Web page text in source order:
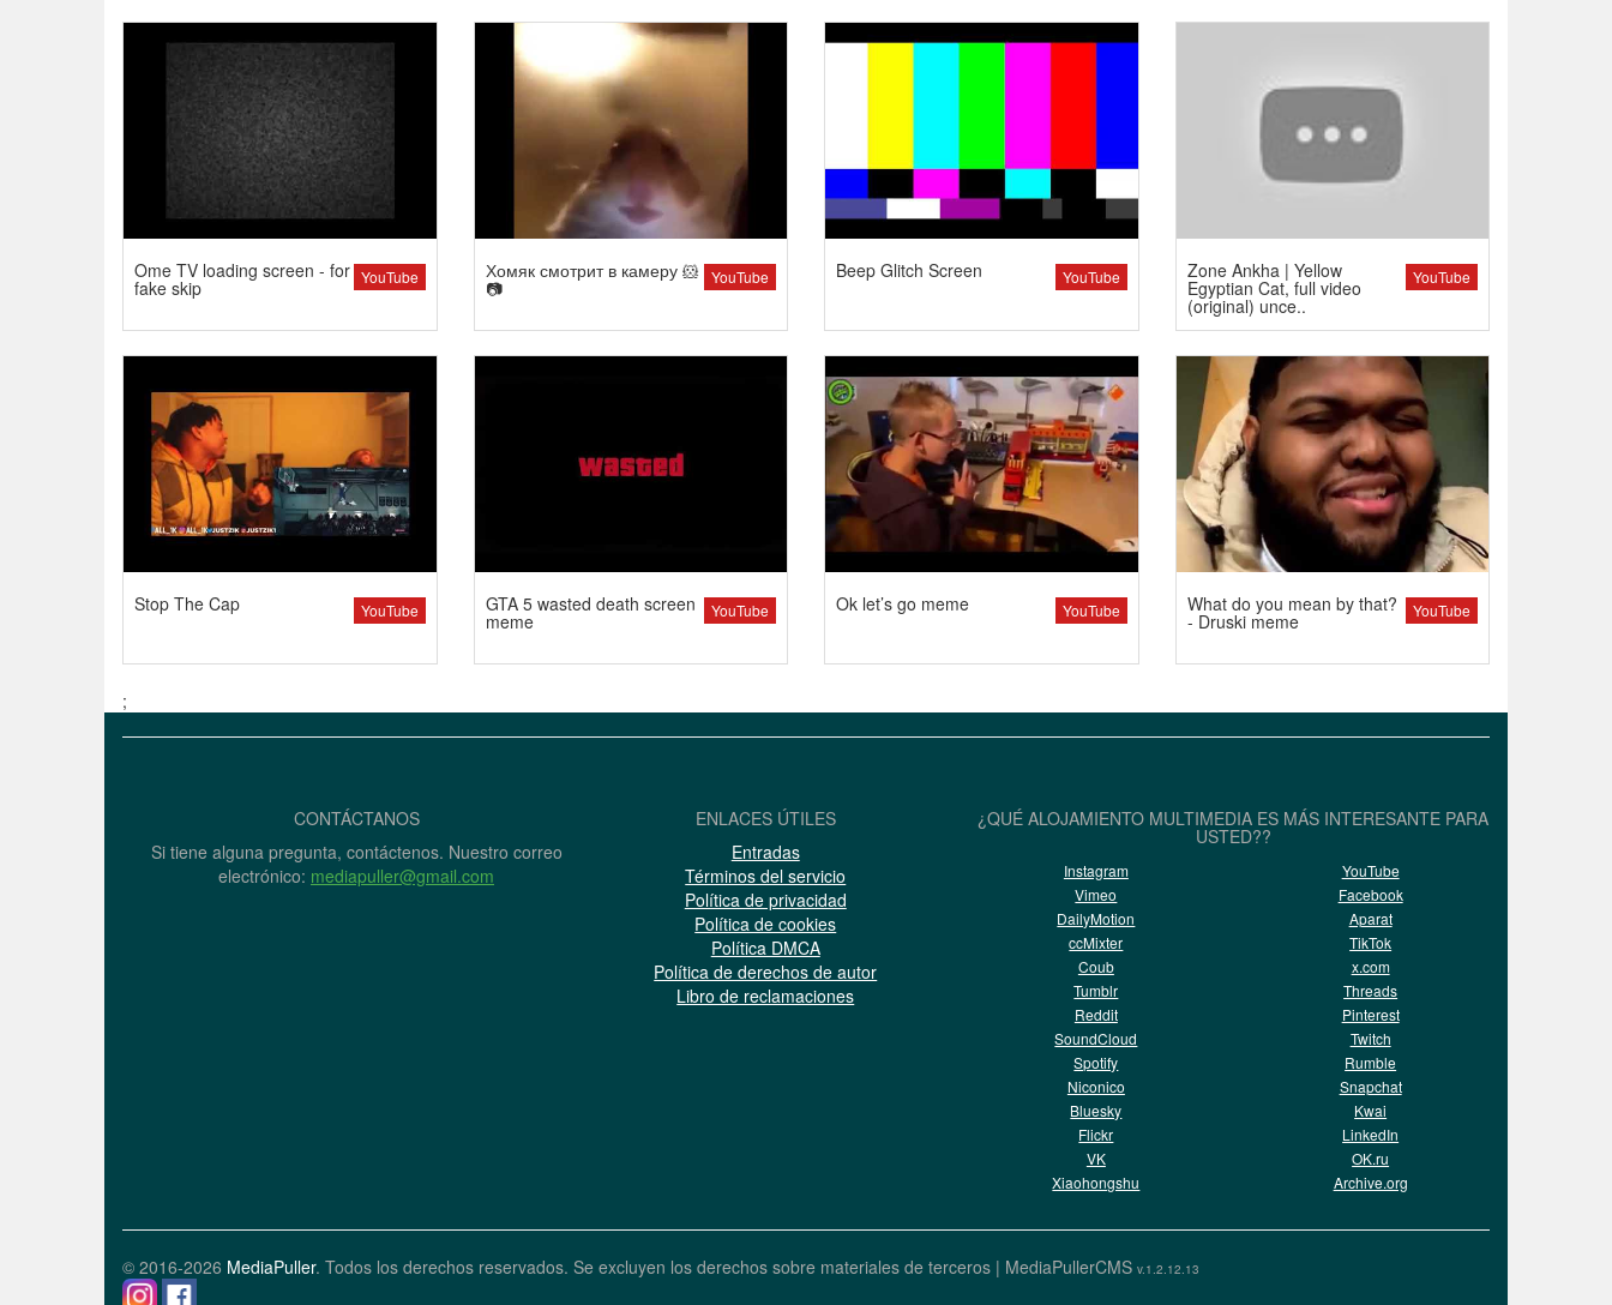
YouTube
Ome TV loading screen - for
fake skip
YouTube
Хомяк смотрит в камеру 🐹
📷
YouTube
Beep Glitch Screen YouTube
Zone Ankha | Yellow
Egyptian Cat, full video
(original) unce..
YouTube
Stop The Cap YouTube
GTA 5 wasted death screen
meme
YouTube
Ok let’s go meme YouTube
What do you mean by that?
- Druski meme
;
CONTÁCTANOS
Si tiene alguna pregunta, contáctenos. Nuestro correo
electrónico: mediapuller@gmail.com
ENLACES ÚTILES
Entradas
Términos del servicio
Política de privacidad
Política de cookies
Política DMCA
Política de derechos de autor
Libro de reclamaciones
¿QUÉ ALOJAMIENTO MULTIMEDIA ES MÁS INTERESANTE PARA
USTED??
Instagram
YouTube
Vimeo
Facebook
DailyMotion
Aparat
ccMixter
TikTok
Coub
x.com
Tumblr
Threads
Reddit
Pinterest
SoundCloud
Twitch
Spotify
Rumble
Niconico
Snapchat
Bluesky
Kwai
Flickr
LinkedIn
VK
OK.ru
Xiaohongshu
Archive.org
© 2016-2026 MediaPuller. Todos los derechos reservados. Se excluyen los derechos sobre materiales de terceros | MediaPullerCMS v.1.2.12.13